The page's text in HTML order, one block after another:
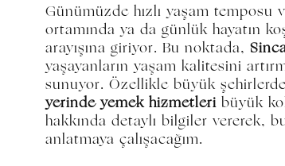
Günümüzde hızlı yaşam
ortamında ya da günlük hayatın
arayışına giriyor. Bu noktada,
yaşayanların yaşam kalitesini
sunuyor. Özellikle büyük
yerinde yemek hizmetleri büyük
hakkında detaylı bilgiler vererek,
anlatmaya çalışacağım.